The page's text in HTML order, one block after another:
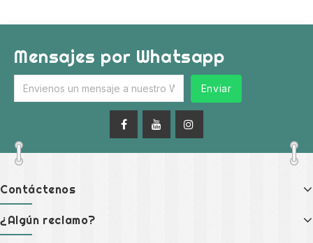
Mensajes por Whatsapp
Enviar
Contáctenos
¿Algún reclamo?